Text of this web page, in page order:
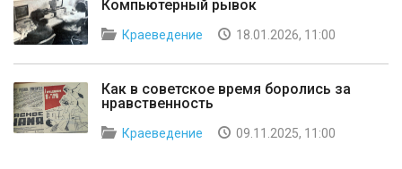
Компьютерный рывок
Краеведение 18.01.2026, 11:00
Как в советское время боролись за
нравственность
Краеведение 09.11.2025, 11:00